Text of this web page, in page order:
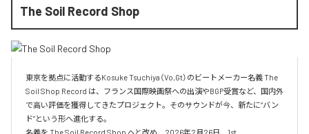
The Soil Record Shop
東京を拠点に活動するKosuke Tsuchiya（Vo,Gt）のビートメーカー名義 The
Soil Shop Record は、フランス国際映画祭への出演やBGP受賞など、国内外
で高い評価を獲得してきたプロジェクト。そのサウンドが今、新たに“バン
ド”という形へ進化する。